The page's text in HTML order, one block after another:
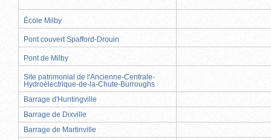
École Milby
Pont couvert Spafford-Drouin
Pont de Milby
Site patrimonial de l'Ancienne-Centrale-
Hydroélectrique-de-la-Chute-Burroughs
Barrage d'Huntingville
Barrage de Dixville
Barrage de Martinville